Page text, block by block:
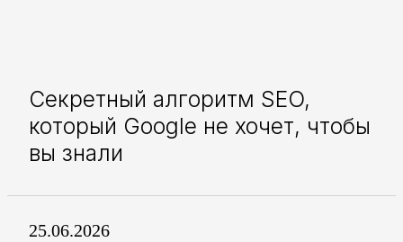
Секретный алгоритм SEO,
который Google не хочет, чтобы
вы знали
25.06.2026